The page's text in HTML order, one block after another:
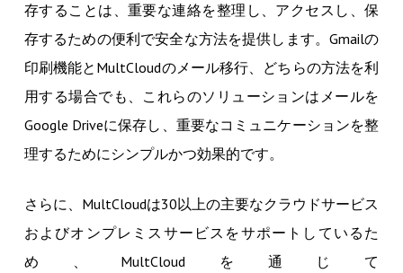
存することは、重要な連絡を整理し、アクセスし、保
存するための便利で安全な方法を提供します。Gmailの
印刷機能とMultCloudのメール移行、どちらの方法を利
用する場合でも、これらのソリューションはメールを
Google Driveに保存し、重要なコミュニケーションを整
理するためにシンプルかつ効果的です。
さらに、MultCloudは30以上の主要なクラウドサービス
およびオンプレミスサービスをサポートしているた
め、MultCloudを通じて